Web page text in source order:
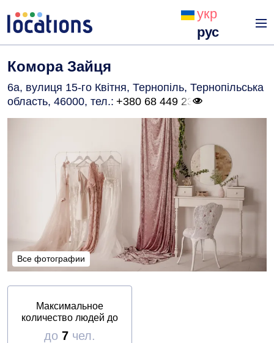
укр
рус
Комора Зайця
6а, вулиця 15-го Квітня, Тернопіль, Тернопільська
область, 46000, тел.: +380 68 449 23
Все фотографии
Все фотографии
Максимальное
количество людей до
до 7чел.